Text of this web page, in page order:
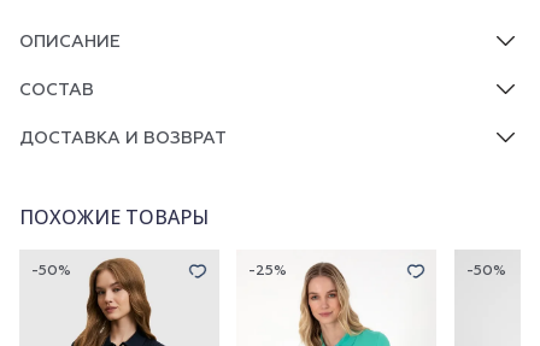
ОПИСАНИЕ
СОСТАВ
ДОСТАВКА И ВОЗВРАТ
ПОХОЖИЕ ТОВАРЫ
-50% -25% -50%